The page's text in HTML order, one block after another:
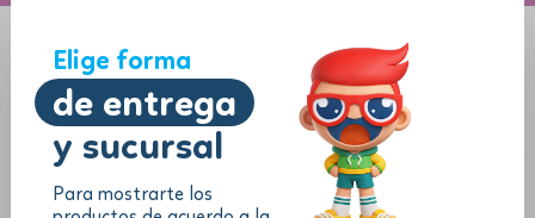
Elige forma
de entrega
y sucursal
Para mostrarte los